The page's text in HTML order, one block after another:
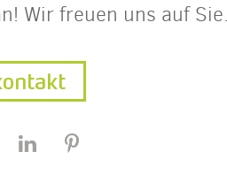
Wir freuen uns auf Sie.